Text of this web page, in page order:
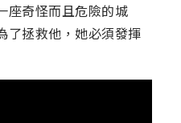
座奇怪而且危險的城
了拯救他，她必須發揮